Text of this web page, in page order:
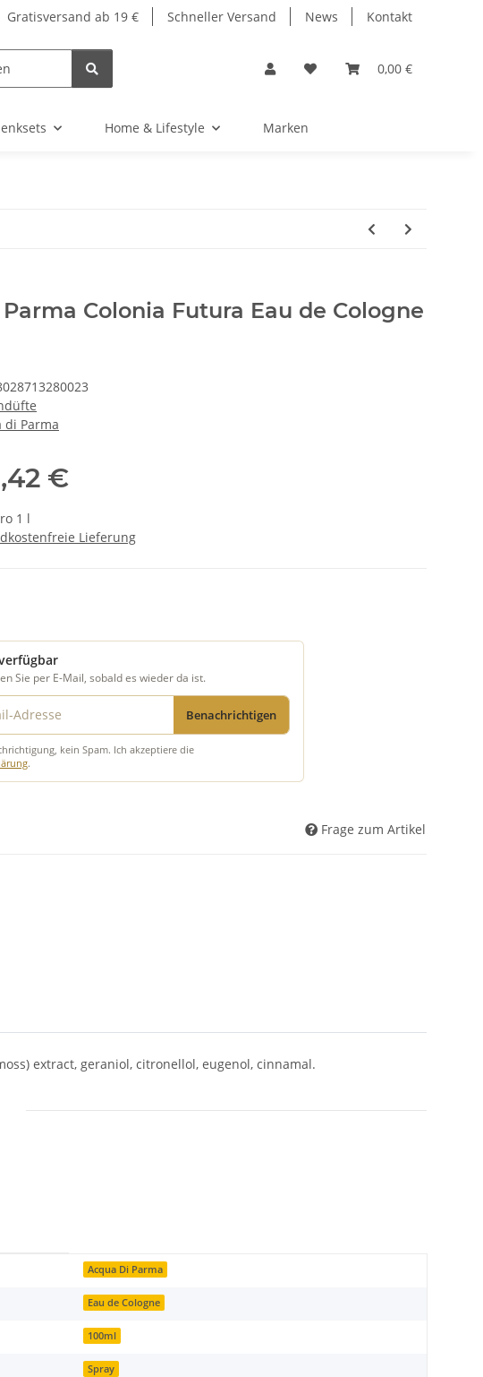
Gratisversand ab 19 € Schneller Versand News Kontakt
0,00 €
Home & Lifestyle Marken
Colonia Futura Eau de Cologne
di Parma
€
1 l
Lieferung
Sie per E-Mail, sobald es wieder da ist.
Benachrichtigen
kein Spam. Ich akzeptiere die
.
Frage zum Artikel
extract, geraniol, citronellol, eugenol, cinnamal.
Acqua Di Parma
Eau de Cologne
100ml
Spray